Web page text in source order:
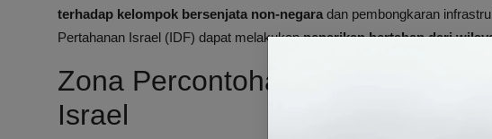
terhadap kelompok bersenjata non-negaradan pembongkaran
Pertahanan Israel (IDF) dapat melakukanpenarikan bertahap dari
Zona Percontohan dan
Israel